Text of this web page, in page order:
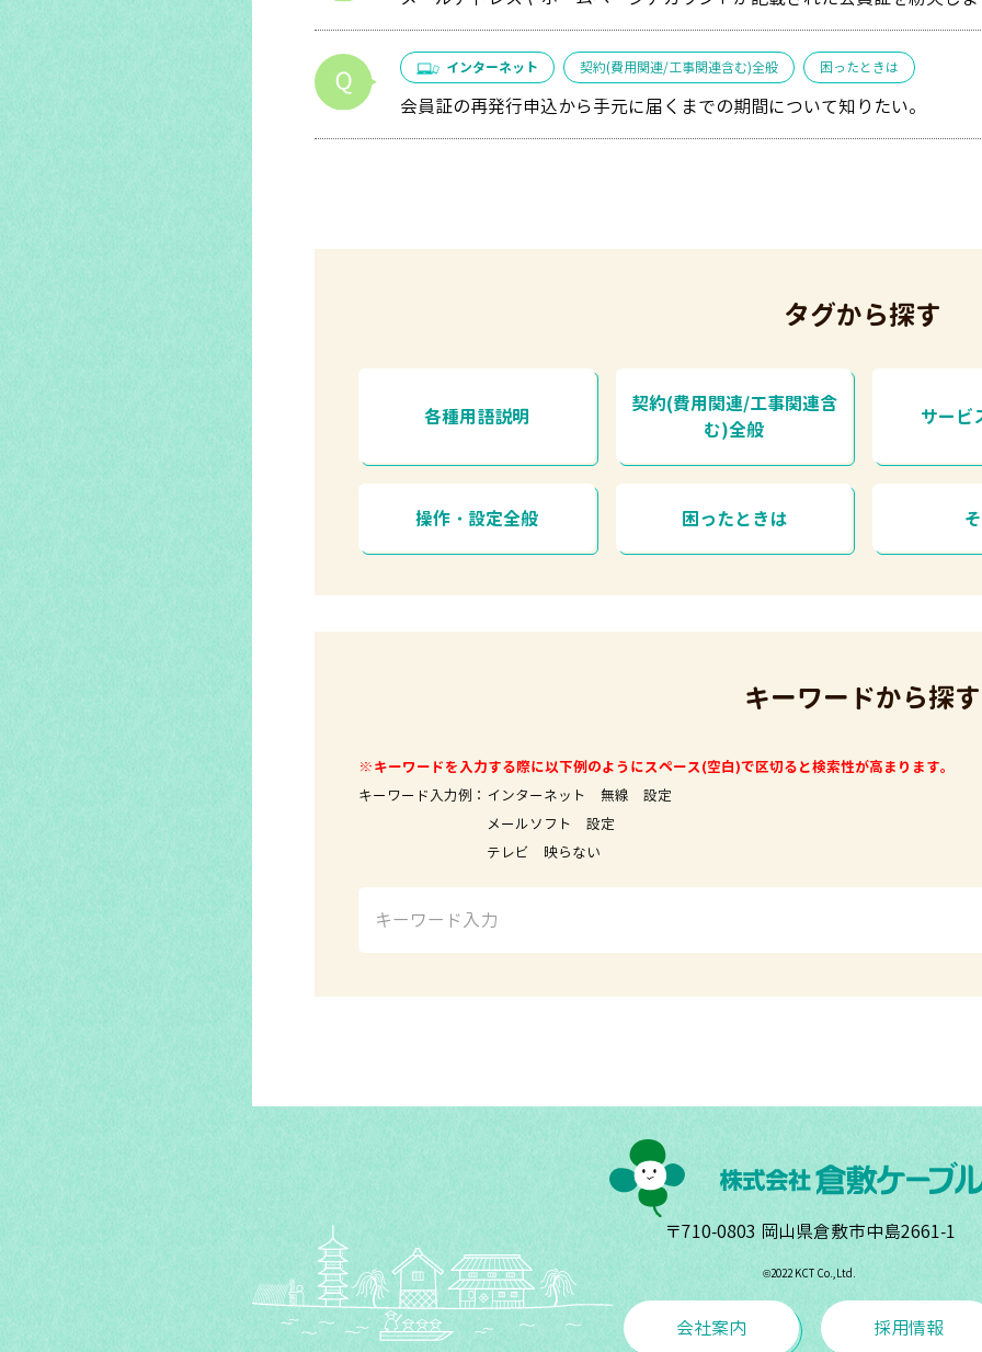
インターネット 契約(費用関連/工事関連含む)全般 困ったときは
会員証の再発行申込から手元に届くまでの期間について知りたい。
タグから探す
各種用語説明
契約(費用関連/工事関連含
む)全般
サービ
操作・設定全般 困ったときは
キーワードから探す
※キーワードを入力する際に以下例のようにスペース(空白)で区切ると検索性が高まります。
キーワード入力例：インターネット 無線 設定
メールソフト 設定
テレビ 映らない
〒710-0803 岡山県倉敷市中島2661-1
©︎2022 KCT Co.,Ltd.
会社案内 採用情報